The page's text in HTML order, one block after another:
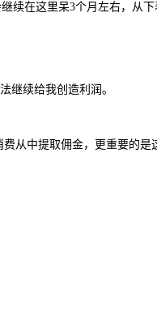
续在这里呆3个月左右，从下
继续给我创造利润。
从中提取佣金，更重要的是